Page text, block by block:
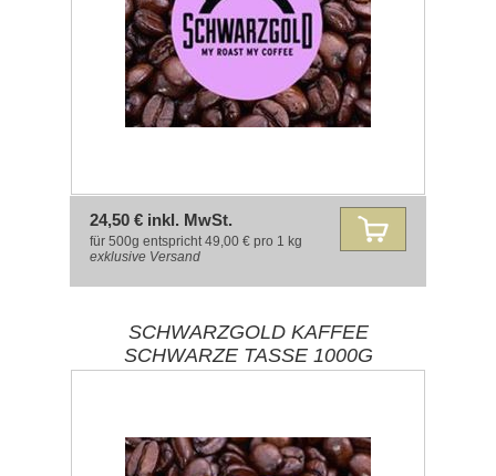
24,50 € inkl. MwSt.
für 500g entspricht 49,00 € pro 1 kg
exklusive Versand
SCHWARZGOLD KAFFEE
SCHWARZE TASSE 1000G